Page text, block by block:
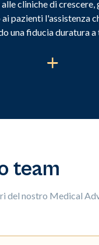
cliniche di crescere,
pazienti l'assistenza
una fiducia duratura
team
del nostro Medical